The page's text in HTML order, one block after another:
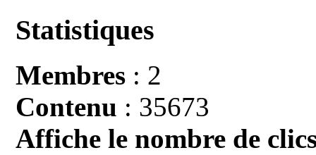
Statistiques
Membres : 2
Contenu : 35673
Affiche le nombre de